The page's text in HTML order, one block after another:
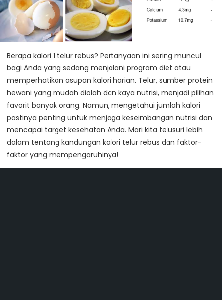
Berapa kalori 1 telur rebus? Pertanyaan ini sering muncul
bagi Anda yang sedang menjalani program diet atau
memperhatikan asupan kalori harian. Telur, sumber protein
hewani yang mudah diolah dan kaya nutrisi, menjadi pilihan
favorit banyak orang. Namun, mengetahui jumlah kalori
pastinya penting untuk menjaga keseimbangan nutrisi dan
mencapai target kesehatan Anda. Mari kita telusuri lebih
dalam tentang kandungan kalori telur rebus dan faktor-
faktor yang mempengaruhinya!